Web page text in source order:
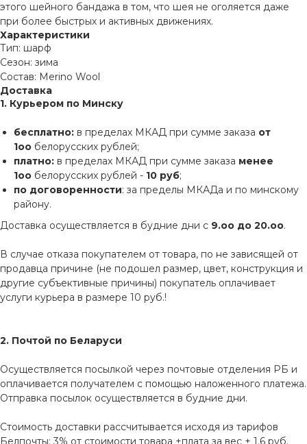
этого шейного бандажа в том, что шея не оголяется даже
при более быстрых и активных движениях.
Характеристики
Тип: шарф
Сезон: зима
Состав: Merino Wool
Доставка
1. Курьером по Минску
бесплатно: в пределах МКАД при сумме заказа от
1оо белорусских рублей;
платно: в пределах МКАД при сумме заказа менее
1оо белорусских рублей - 10 руб;
по договоренности: за пределы МКАДа и по минскому
району.
Доставка осуществляется в будние дни с 9.оо до 20.оо.
В случае отказа покупателем от товара, по не зависящей от
продавца причине (не подошел размер, цвет, конструкция и
другие субъективные причины) покупатель оплачивает
услуги курьера в размере 10 руб.!
2. Почтой по Беларуси
Осуществляется посылкой через почтовые отделения РБ и
оплачивается получателем с помощью наложенного платежа.
Отправка посылок осуществляется в будние дни.
Стоимость доставки рассчитывается исходя из тарифов
Белпочты: 3% от стоимости товара +плата за вес + 1.6 руб.